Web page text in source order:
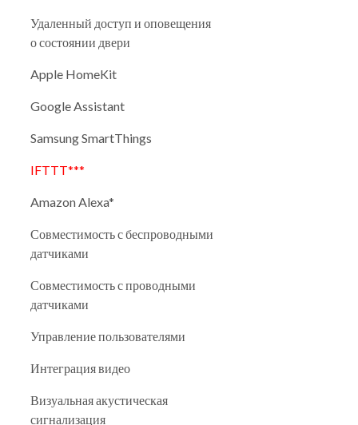
Удаленный доступ и оповещения
о состоянии двери
Apple HomeKit
Google Assistant
Samsung SmartThings
IFTTT***
Amazon Alexa*
Совместимость с беспроводными
датчиками
Совместимость с проводными
датчиками
Управление пользователями
Интеграция видео
Визуальная акустическая
сигнализация